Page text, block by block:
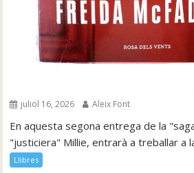
juliol 16, 2026 Aleix Font
En aquesta segona entrega de la
"justiciera" Millie, entrarà a treballar a
Llibres